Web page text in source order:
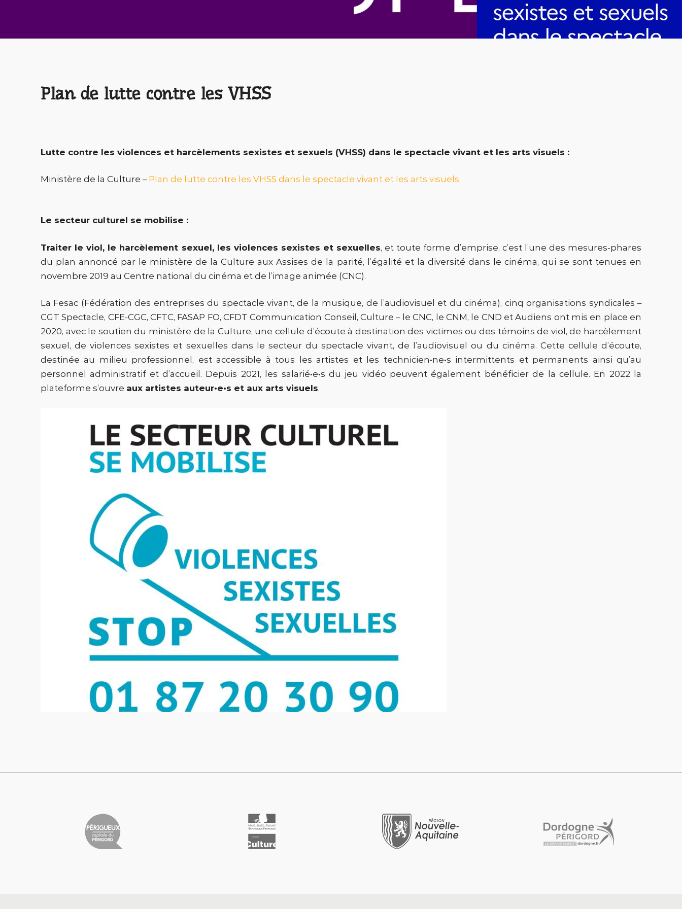
Plan de lutte contre les VHSS
Lutte contre les violences et harcèlements sexistes et sexuels (VHSS) dans le spectacle vivant et les arts visuels :
Ministère de la Culture – Plan de lutte contre les VHSS dans le spectacle vivant et les arts visuels
Le secteur culturel se mobilise :
Traiter le viol, le harcèlement sexuel, les violences sexistes et sexuelles, et toute forme d’emprise, c’est l’une des mesures-phares
du plan annoncé par le ministère de la Culture aux Assises de la parité, l’égalité et la diversité dans le cinéma, qui se sont tenues en
novembre 2019 au Centre national du cinéma et de l’image animée (CNC).
La Fesac (Fédération des entreprises du spectacle vivant, de la musique, de l’audiovisuel et du cinéma), cinq organisations syndicales –
CGT Spectacle, CFE-CGC, CFTC, FASAP FO, CFDT Communication Conseil, Culture – le CNC, le CNM, le CND et Audiens ont mis en place en
2020, avec le soutien du ministère de la Culture, une cellule d’écoute à destination des victimes ou des témoins de viol, de harcèlement
sexuel, de violences sexistes et sexuelles dans le secteur du spectacle vivant, de l’audiovisuel ou du cinéma. Cette cellule d’écoute,
destinée au milieu professionnel, est accessible à tous les artistes et les technicien•ne•s intermittents et permanents ainsi qu’au
personnel administratif et d’accueil. Depuis 2021, les salarié•e•s du jeu vidéo peuvent également bénéficier de la cellule. En 2022 la
plateforme s’ouvre aux artistes auteur•e•s et aux arts visuels.